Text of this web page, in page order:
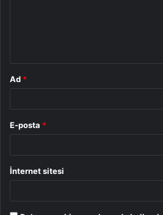
Ad *
E-posta *
İnternet sitesi